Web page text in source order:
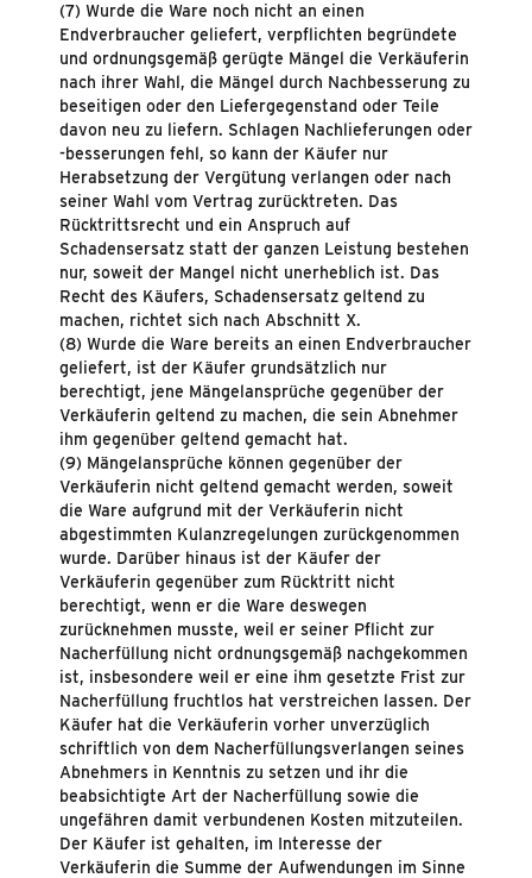
(7) Wurde die Ware noch nicht an einen
Endverbraucher geliefert, verpflichten begründete
und ordnungsgemäß gerügte Mängel die Verkäuferin
nach ihrer Wahl, die Mängel durch Nachbesserung zu
beseitigen oder den Liefergegenstand oder Teile
davon neu zu liefern. Schlagen Nachlieferungen oder
-besserungen fehl, so kann der Käufer nur
Herabsetzung der Vergütung verlangen oder nach
seiner Wahl vom Vertrag zurücktreten. Das
Rücktrittsrecht und ein Anspruch auf
Schadensersatz statt der ganzen Leistung bestehen
nur, soweit der Mangel nicht unerheblich ist. Das
Recht des Käufers, Schadensersatz geltend zu
machen, richtet sich nach Abschnitt X.
(8) Wurde die Ware bereits an einen Endverbraucher
geliefert, ist der Käufer grundsätzlich nur
berechtigt, jene Mängelansprüche gegenüber der
Verkäuferin geltend zu machen, die sein Abnehmer
ihm gegenüber geltend gemacht hat.
(9) Mängelansprüche können gegenüber der
Verkäuferin nicht geltend gemacht werden, soweit
die Ware aufgrund mit der Verkäuferin nicht
abgestimmten Kulanzregelungen zurückgenommen
wurde. Darüber hinaus ist der Käufer der
Verkäuferin gegenüber zum Rücktritt nicht
berechtigt, wenn er die Ware deswegen
zurücknehmen musste, weil er seiner Pflicht zur
Nacherfüllung nicht ordnungsgemäß nachgekommen
ist, insbesondere weil er eine ihm gesetzte Frist zur
Nacherfüllung fruchtlos hat verstreichen lassen. Der
Käufer hat die Verkäuferin vorher unverzüglich
schriftlich von dem Nacherfüllungsverlangen seines
Abnehmers in Kenntnis zu setzen und ihr die
beabsichtigte Art der Nacherfüllung sowie die
ungefähren damit verbundenen Kosten mitzuteilen.
Der Käufer ist gehalten, im Interesse der
Verkäuferin die Summe der Aufwendungen im Sinne